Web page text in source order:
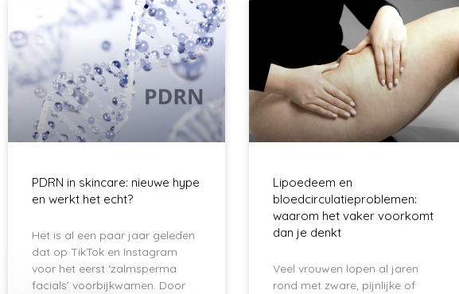
PDRN in skincare: nieuwe hype
en werkt het echt?
Het is al een paar jaar geleden
dat op TikTok en Instagram
voor het eerst ‘zalmsperma
facials’ voorbijkwamen. Door
Lipoedeem en
bloedcirculatieproblemen:
waarom het vaker voorkomt
dan je denkt
Veel vrouwen lopen al jaren
rond met zware, pijnlijke of